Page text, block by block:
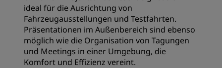
ideal für die Ausrichtung von
Fahrzeugausstellungen und Testfahrten.
Präsentationen im Außenbereich sind ebenso
möglich wie die Organisation von Tagungen
und Meetings in einer Umgebung, die
Komfort und Effizienz vereint.